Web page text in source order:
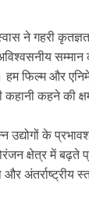
ने गहरी
हम फिल्म और
कहानी कहने की
उद्योगों के
क्षेत्र में बढ़ते
और अंतर्राष्ट्रीय